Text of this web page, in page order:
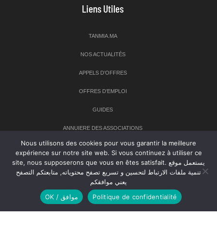
Liens Utiles
TANMIA.MA
NOS ACTUALITÉS
APPELS D’OFFRES
OFFRES D’EMPLOI
GUIDES
ANNUIERE DES ASSOCIATIONS
Newsletter
Inscrivez-vous à notre newsletter pour recevoir les dernières
nouvelles sur TANMIA
Nous utilisons des cookies pour vous garantir la meilleure
expérience sur notre site web. Si vous continuez à utiliser ce
site, nous supposerons que vous en êtes satisfait. يستعمل موقع
تنمية ملفات الارتباط لتحسين و تسريع تصفح محتوياته, متابعتكم التصفح
يعني موافقكم
OK / موافق
Politique de confidentialité